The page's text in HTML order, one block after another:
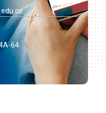
64